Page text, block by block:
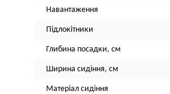
Навантаження
Підлокітники
Глибина посадки, см
Ширина сидіння, см
Матеріал сидіння